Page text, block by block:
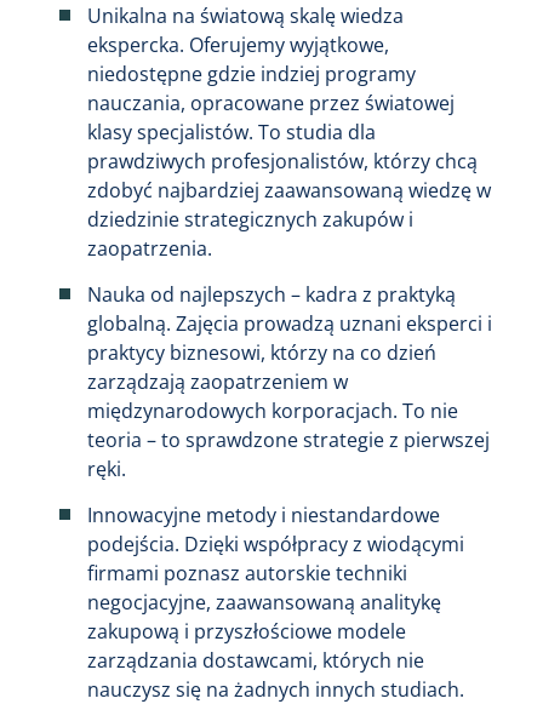
Unikalna na światową skalę wiedza
ekspercka. Oferujemy wyjątkowe,
niedostępne gdzie indziej programy
nauczania, opracowane przez światowej
klasy specjalistów. To studia dla
prawdziwych profesjonalistów, którzy chcą
zdobyć najbardziej zaawansowaną wiedzę w
dziedzinie strategicznych zakupów i
zaopatrzenia.
Nauka od najlepszych – kadra z praktyką
globalną. Zajęcia prowadzą uznani eksperci i
praktycy biznesowi, którzy na co dzień
zarządzają zaopatrzeniem w
międzynarodowych korporacjach. To nie
teoria – to sprawdzone strategie z pierwszej
ręki.
Innowacyjne metody i niestandardowe
podejścia. Dzięki współpracy z wiodącymi
firmami poznasz autorskie techniki
negocjacyjne, zaawansowaną analitykę
zakupową i przyszłościowe modele
zarządzania dostawcami, których nie
nauczysz się na żadnych innych studiach.